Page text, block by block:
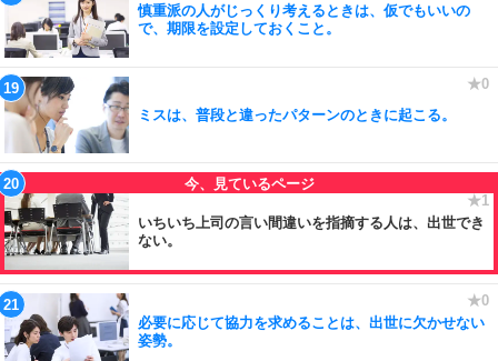
慎重派の人がじっくり考えるときは、仮でもいいの
で、期限を設定しておくこと。
ミスは、普段と違ったパターンのときに起こる。
いちいち上司の言い間違いを指摘する人は、出世でき
ない。
必要に応じて協力を求めることは、出世に欠かせない
姿勢。